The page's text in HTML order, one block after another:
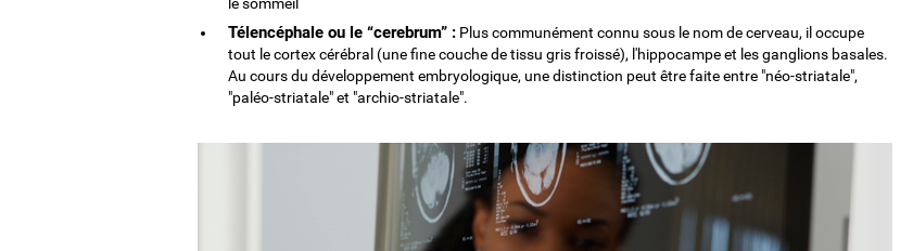
Télencéphale ou le “cerebrum” : Plus communément connu sous le nom de cerveau, il occupe
tout le cortex cérébral (une fine couche de tissu gris froissé), l'hippocampe et les ganglions basales.
Au cours du développement embryologique, une distinction peut être faite entre "néo-striatale",
"paléo-striatale" et "archio-striatale".